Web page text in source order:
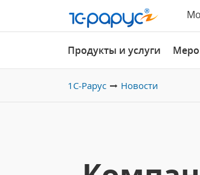
Продукты и услуги
1С-Рарус Новости